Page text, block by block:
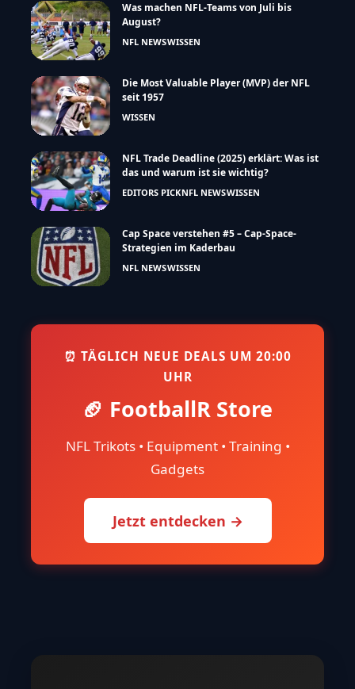
Was machen NFL-Teams von Juli bis
August?
NFL NEWSWISSEN
Die Most Valuable Player (MVP) der NFL
seit 1957
WISSEN
NFL Trade Deadline (2025) erklärt: Was ist
das und warum ist sie wichtig?
EDITORS PICKNFL NEWSWISSEN
Cap Space verstehen #5 – Cap-Space-
Strategien im Kaderbau
NFL NEWSWISSEN
⏰ TÄGLICH NEUE DEALS UM 20:00
UHR
🏈 FootballR Store
NFL Trikots • Equipment • Training •
Gadgets
Jetzt entdecken →